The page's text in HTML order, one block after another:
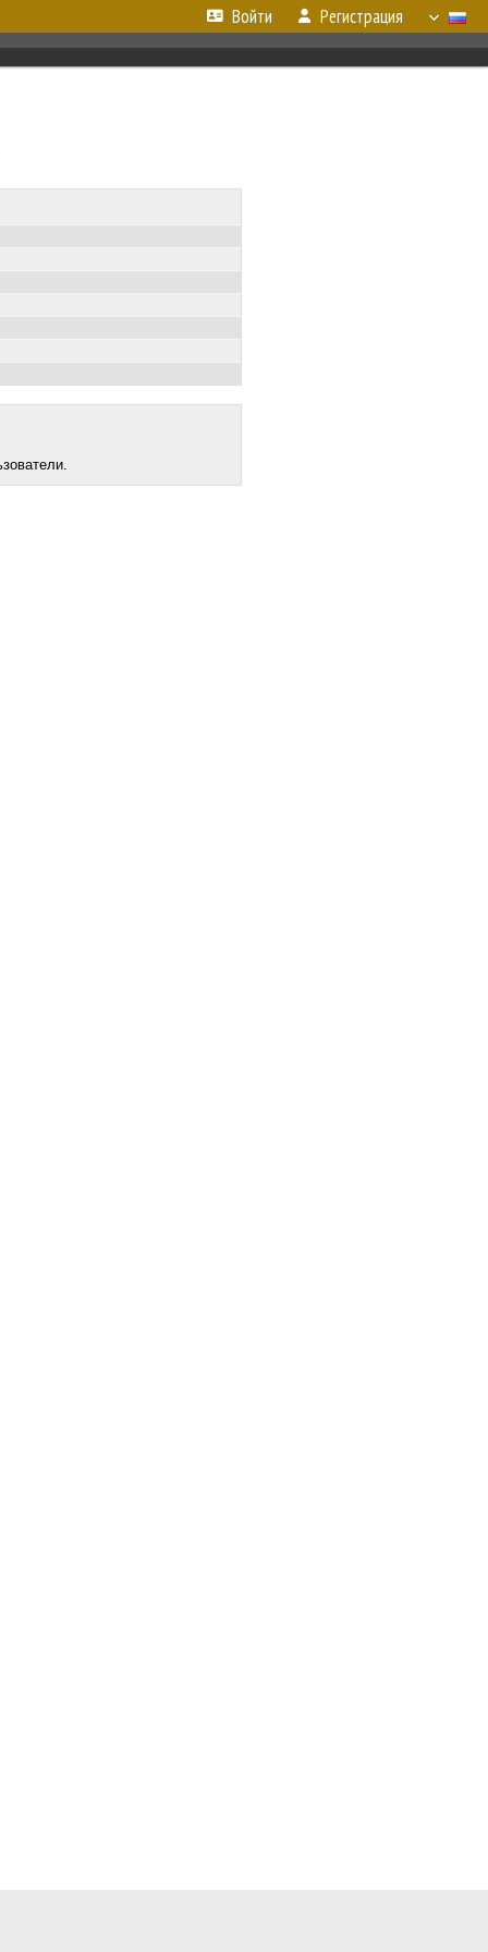
Войти Регистрация